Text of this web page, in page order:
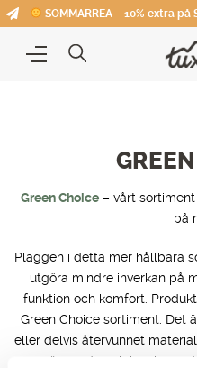
SOMMARREA – 10% extra
Green Choice – vårt
på
Plaggen i detta mer hållbara
utgöra mindre inverkan på
funktion och komfort.
Green Choice sortiment. Det
eller delvis återvunnet
en spännande och